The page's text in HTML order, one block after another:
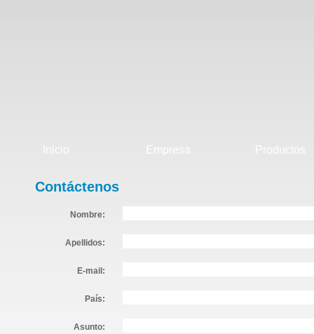
Contáctenos
Nombre:
Apellidos:
E-mail:
País:
Asunto: